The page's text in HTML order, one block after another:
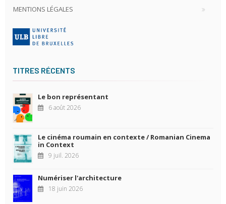
MENTIONS LÉGALES
TITRES RÉCENTS
Le bon représentant
6 août 2026
Le cinéma roumain en contexte / Romanian Cinema
in Context
9 juil. 2026
Numériser l'architecture
18 juin 2026